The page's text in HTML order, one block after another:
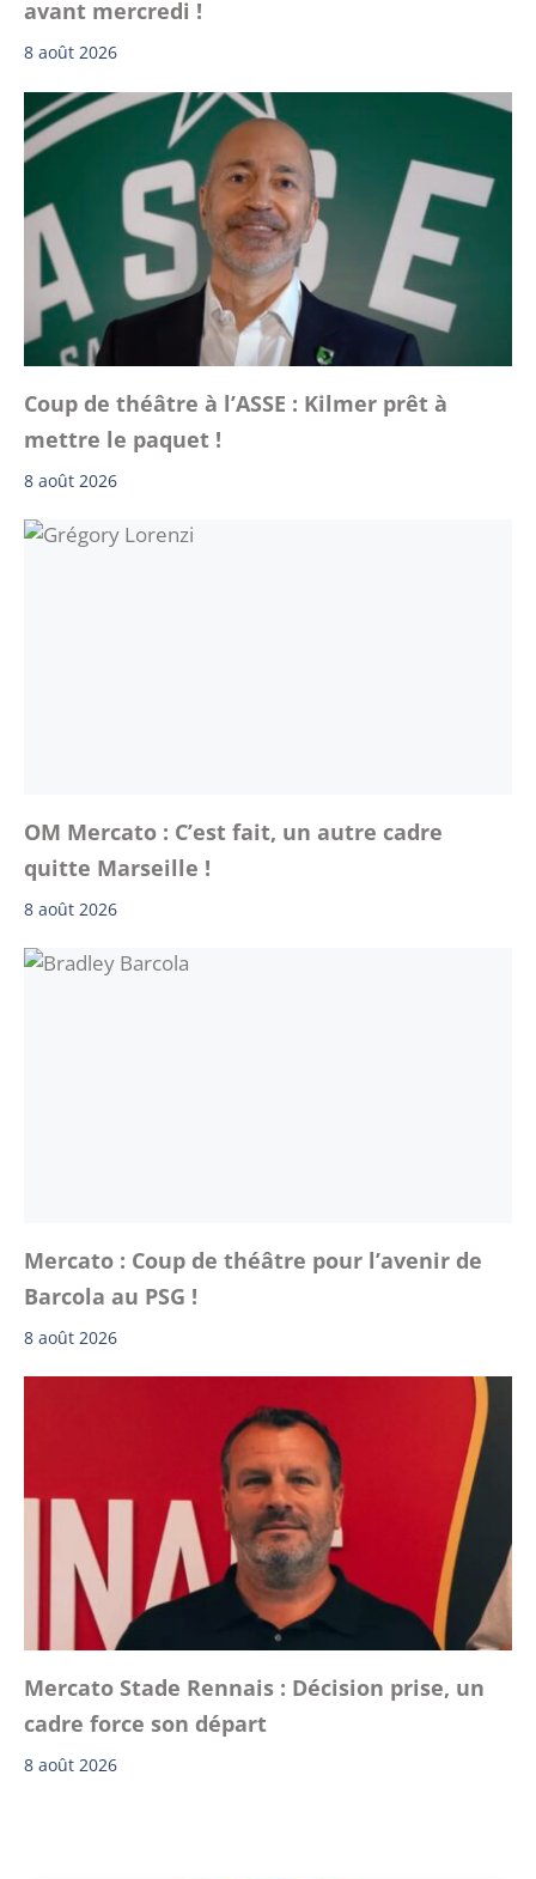
avant mercredi !
8 août 2026
Coup de théâtre à l’ASSE : Kilmer prêt à
mettre le paquet !
8 août 2026
OM Mercato : C’est fait, un autre cadre
quitte Marseille !
8 août 2026
Mercato : Coup de théâtre pour l’avenir de
Barcola au PSG !
8 août 2026
Mercato Stade Rennais : Décision prise, un
cadre force son départ
8 août 2026